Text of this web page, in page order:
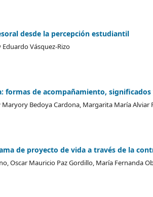
desde la percepción estudiantil
Eduardo Vásquez-Rizo
formas de acompañamiento,
Bedoya Cardona, Margarita María Alviar
de proyecto de vida a través de la
Oscar Mauricio Paz Gordillo, María Fernanda